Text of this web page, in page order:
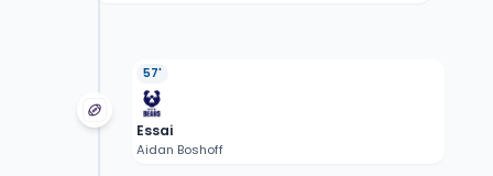
57'
Essai
Aidan Boshoff